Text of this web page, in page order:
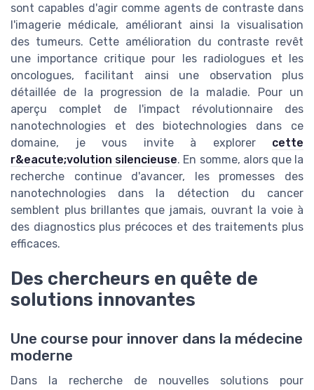
sont capables d'agir comme agents de contraste dans
l'imagerie médicale, améliorant ainsi la visualisation
des tumeurs. Cette amélioration du contraste revêt
une importance critique pour les radiologues et les
oncologues, facilitant ainsi une observation plus
détaillée de la progression de la maladie. Pour un
aperçu complet de l'impact révolutionnaire des
nanotechnologies et des biotechnologies dans ce
domaine, je vous invite à explorer cette
r&eacute;volution silencieuse. En somme, alors que la
recherche continue d'avancer, les promesses des
nanotechnologies dans la détection du cancer
semblent plus brillantes que jamais, ouvrant la voie à
des diagnostics plus précoces et des traitements plus
efficaces.
Des chercheurs en quête de
solutions innovantes
Une course pour innover dans la médecine
moderne
Dans la recherche de nouvelles solutions pour